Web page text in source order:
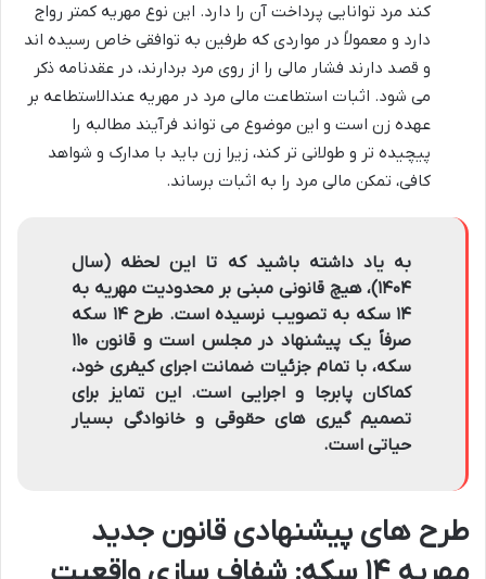
کند مرد توانایی پرداخت آن را دارد. این نوع مهریه کمتر رواج
دارد و معمولاً در مواردی که طرفین به توافقی خاص رسیده اند
و قصد دارند فشار مالی را از روی مرد بردارند، در عقدنامه ذکر
می شود. اثبات استطاعت مالی مرد در مهریه عندالاستطاعه بر
عهده زن است و این موضوع می تواند فرآیند مطالبه را
پیچیده تر و طولانی تر کند، زیرا زن باید با مدارک و شواهد
کافی، تمکن مالی مرد را به اثبات برساند.
به یاد داشته باشید که تا این لحظه (سال
۱۴۰۴)، هیچ قانونی مبنی بر محدودیت مهریه به
۱۴ سکه به تصویب نرسیده است. طرح ۱۴ سکه
صرفاً یک پیشنهاد در مجلس است و قانون ۱۱۰
سکه، با تمام جزئیات ضمانت اجرای کیفری خود،
کماکان پابرجا و اجرایی است. این تمایز برای
تصمیم گیری های حقوقی و خانوادگی بسیار
حیاتی است.
طرح های پیشنهادی قانون جدید